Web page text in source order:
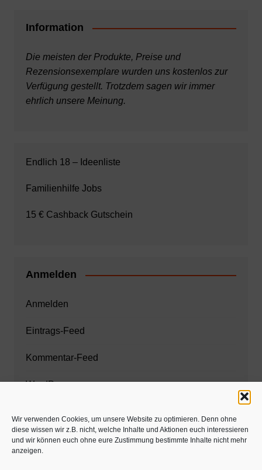
Wir verwenden Cookies, um unsere Website zu optimieren. Denn ohne
diese wissen wir z.B. nicht, welche Inhalte und Aktionen euch interessieren
und wir können euch ohne eure Zustimmung bestimmte Inhalte nicht mehr
anzeigen.
Information
Die meisten der Produkte, Preise und
Rezensionsexemplare wurden uns kostenlos zur
Verfügung gestellt. Trotzdem sagen wir immer
ehrlich unsere Meinung.
Endlich 18 – Ideenliste
Familienhilfe Jobs
15 € Cashback Gutschein
Anmelden
Anmelden
Eintrags-Feed
Kommentar-Feed
WordPress.org
Zahnarzt München